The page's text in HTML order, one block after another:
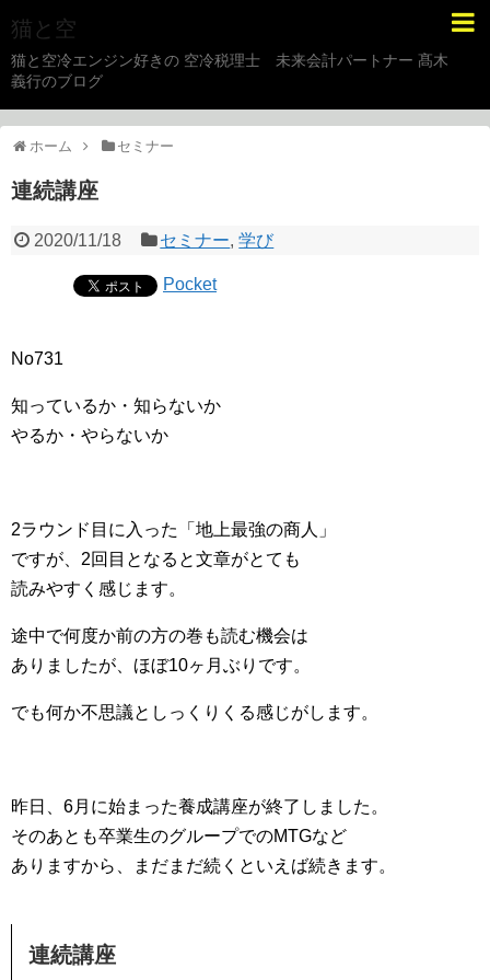
猫と空
猫と空冷エンジン好きの 空冷税理士 未来会計パートナー 髙木
義行のブログ
ホーム セミナー
連続講座
2020/11/18 セミナー,学び
Pocket
No731
知っているか・知らないか
やるか・やらないか
2ラウンド目に入った「地上最強の商人」
ですが、2回目となると文章がとても
読みやすく感じます。
途中で何度か前の方の巻も読む機会は
ありましたが、ほぼ10ヶ月ぶりです。
でも何か不思議としっくりくる感じがします。
昨日、6月に始まった養成講座が終了しました。
そのあとも卒業生のグループでのMTGなど
ありますから、まだまだ続くといえば続きます。
連続講座